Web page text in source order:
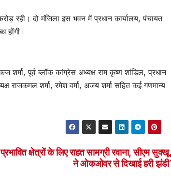
रही। दो मंजिला इस भवन में प्रधान कार्यालय, पंचायत
होंगी।
शर्मा, पूर्व ब्लॉक कांग्रेस अध्यक्ष राम कृष्ण शांडिल, प्रधान
राजकमल शर्मा, रमेश वर्मा, अजय शर्मा सहित कई गणमान्य
क्षेत्रों के लिए राहत सामग्री रवाना, सीएम सुक्खू
ने ओकओवर से दिखाई हरी झंडी